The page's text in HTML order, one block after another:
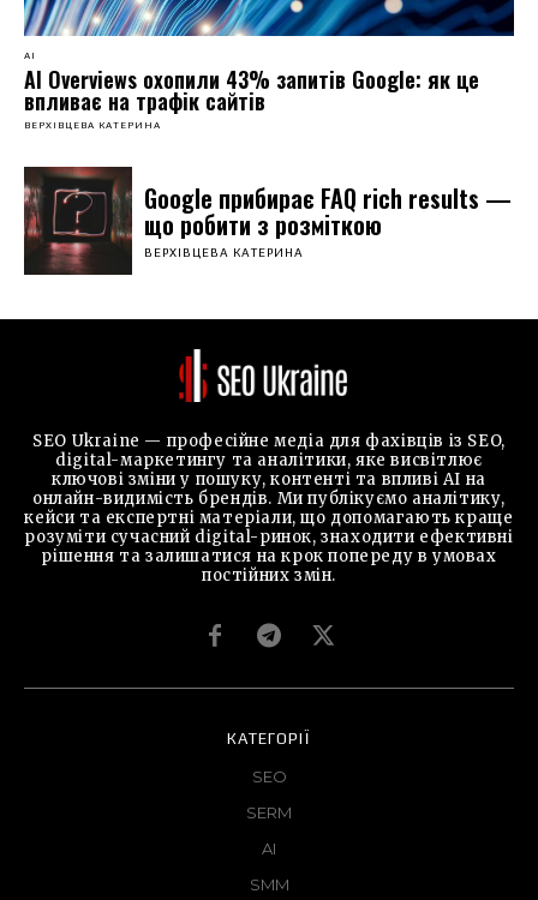
AI
AI Overviews охопили 43% запитів Google: як це
впливає на трафік сайтів
ВЕРХІВЦЕВА КАТЕРИНА
Google прибирає FAQ rich results —
що робити з розміткою
ВЕРХІВЦЕВА КАТЕРИНА
SEO Ukraine — професійне медіа для фахівців із SEO,
digital-маркетингу та аналітики, яке висвітлює
ключові зміни у пошуку, контенті та впливі AI на
онлайн-видимість брендів. Ми публікуємо аналітику,
кейси та експертні матеріали, що допомагають краще
розуміти сучасний digital-ринок, знаходити ефективні
рішення та залишатися на крок попереду в умовах
постійних змін.
КАТЕГОРІЇ
SEO
SERM
AI
SMM